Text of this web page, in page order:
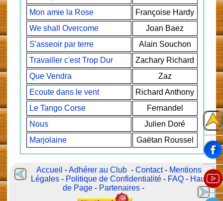
Mon amie la Rose
Françoise Hardy
We shall Overcome
Joan Baez
S'asseoir par terre
Alain Souchon
Travailler c'est Trop Dur
Zachary Richard
Que Vendra
Zaz
Ecoute dans le vent
Richard Anthony
Le Tango Corse
Fernandel
Nous
Julien Doré
Marjolaine
Gaëtan Roussel
Accueil -Adhérer au Club -Contact- Mentions
Légales - Politique de Confidentialité - FAQ - Haut
de Page - Partenaires -